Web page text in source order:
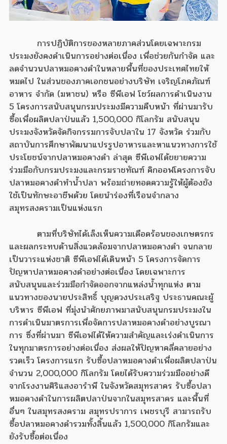
การปฏิบัติการของหลายภาคส่วนโดยเฉพาะกรม
ประมงยังคงดำเนินการอย่างต่อเนื่อง เพื่อช่วยกันกำจัด และ
ลดจำนวนปลาหมอคางดำในหลายพื้นที่ของประเทศไทยให้
หมดไป ในส่วนของภาคเอกชนอย่างบริษัท เจริญโภคภัณฑ์
อาหาร จำกัด (มหาชน)​ หรือ​ ซีพีเอฟ โชว์ผลการดำเนินงาน
5 โครงการสนับสนุนกรมประมงมีความคืบหน้า ที่ผ่านมารับ
ซื้อเพื่อผลิตปลาป่นแล้ว 1,500,000 กิโลกรัม สนับสนุน
ประมงจังหวัดจัดกิจกรรมการจับปลาใน 17 จังหวัด ร่วมกับ
สถาบันการศึกษาพัฒนาแปรรูปอาหารและหาแนวทางการใช้
ประโยชน์จากปลาหมอคางดำ ล่าสุด ซีพีเอฟได้ขยายความ
ร่วมมือกับกรมประมงและกรมราชทัณฑ์ คิกออฟโครงการจับ
ปลาหมอคางดำทำน้ำปลา พร้อมถ่ายทอดความรู้ให้ผู้ต้องขัง
ใช้เป็นทักษะอาชีพด้วย โดยนำร่องที่เรือนจำกลาง
สมุทรสงครามเป็นแห่งแรก
ตามที่บริษัทได้เล็งเห็นความเดือดร้อนของเกษตรกร
และผลกระทบด้านสิ่งแวดล้อมจากปลาหมอคางดำ จนกลาย
เป็นวาระแห่งชาติ ซีพีเอฟได้เดินหน้า 5 โครงการจัดการ
ปัญหาปลาหมอคางดำอย่างต่อเนื่อง โดยเฉพาะการ
สนับสนุนและร่วมมือกำจัดออกจากแหล่งน้ำทุกแห่ง ตาม
แนวทางของนายประสิทธิ์ บุญดวงประเสริฐ ประธานคณะผู้
บริหาร ซีพีเอฟ ที่มุ่งนำศักยภาพมาสนับสนุนกรมประมงใน
การดำเนินมาตรการเพื่อจัดการปลาหมอคางดำอย่างบูรณา
การ ซึ่งที่ผ่านมา ซีพีเอฟได้ให้ความสำคัญและเร่งดำเนินการ
ในทุกมาตรการอย่างต่อเนื่อง ส่งผลให้ปัญหาคลี่คลายอย่าง
รวดเร็ว โครงการแรก รับซื้อปลาหมอคางดำเพื่อผลิตปลาป่น
จำนวน 2,000,000 กิโลกรัม โดยได้รับความร่วมมืออย่างดี
จากโรงงานศิริแสงอารำพี ในจังหวัดสมุทรสาคร รับซื้อปลา
หมอคางดำในการผลิตปลาป่นจากในสมุทรสาคร และพื้นที่
อื่นๆ ในสมุทรสงคราม สมุทรปราการ เพชรบุรี สามารถรับ
ซื้อปลาหมอคางดำรวมทั้งสิ้นแล้ว 1,500,000 กิโลกรัมและ
ยังรับซื้อต่อเนื่อง